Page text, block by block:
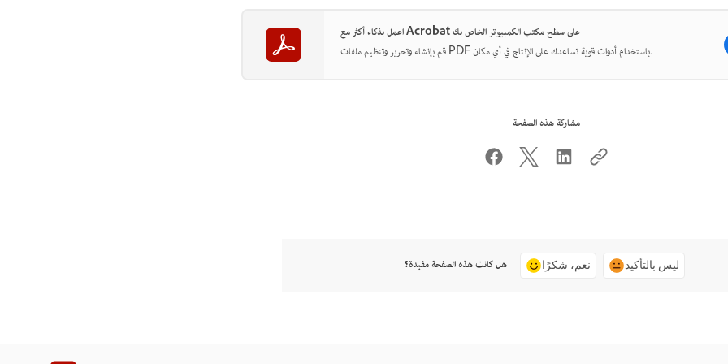
اعمل بذكاء أكثر مع Acrobat على سطح مكتب الكمبيوتر الخاص بك
قم بإنشاء وتحرير وتنظيم ملفات PDF باستخدام أدوات قوية تساعدك على الإنتاج في أي مكان.
مشاركة هذه الصفحة
هل كانت هذه الصفحة مفيدة؟ نعم، شكرًا ليس بالتأكيد